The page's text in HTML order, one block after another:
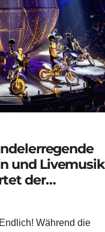
und Livemusik
der
X-MASS SHOW
Während die